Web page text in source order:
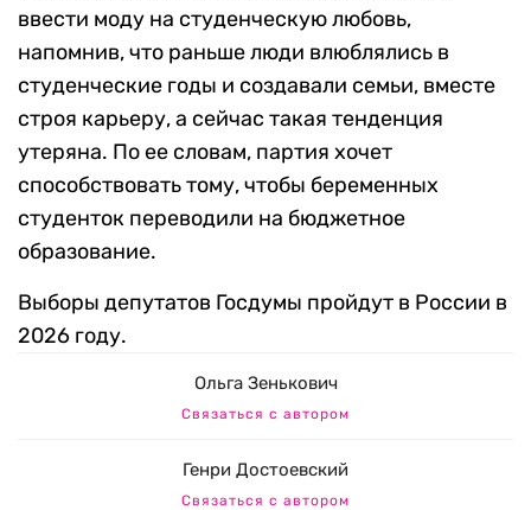
ввести моду на студенческую любовь,
напомнив, что раньше люди влюблялись в
студенческие годы и создавали семьи, вместе
строя карьеру, а сейчас такая тенденция
утеряна. По ее словам, партия хочет
способствовать тому, чтобы беременных
студенток переводили на бюджетное
образование.
Выборы депутатов Госдумы пройдут в России в
2026 году.
Ольга Зенькович
Связаться с автором
Генри Достоевский
Связаться с автором